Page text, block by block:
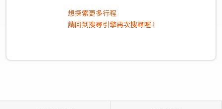
想探索更多行程
請回到搜尋引擎再次搜尋喔 !